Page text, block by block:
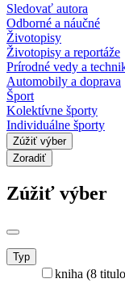
Sledovať autora
Odborné a náučné
Životopisy
Životopisy a reportáže
Prírodné vedy a
Automobily a doprava
Šport
Kolektívne športy
Individuálne športy
Zúžiť výber
Zoradiť
Zúžiť výber
Typ
kniha (8